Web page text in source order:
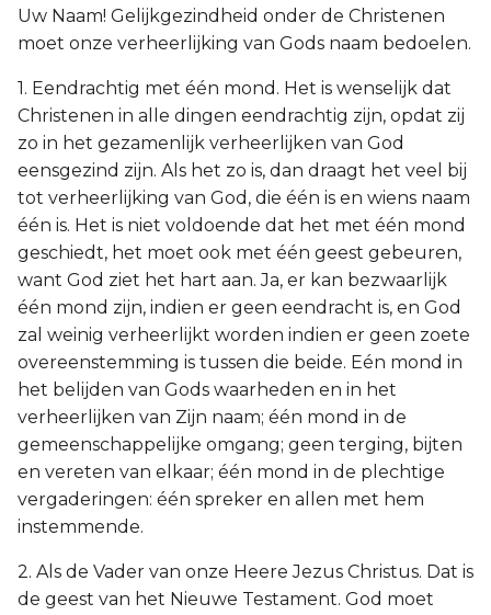
Uw Naam! Gelijkgezindheid onder de Christenen
moet onze verheerlijking van Gods naam bedoelen.
1. Eendrachtig met één mond. Het is wenselijk dat
Christenen in alle dingen eendrachtig zijn, opdat zij
zo in het gezamenlijk verheerlijken van God
eensgezind zijn. Als het zo is, dan draagt het veel bij
tot verheerlijking van God, die één is en wiens naam
één is. Het is niet voldoende dat het met één mond
geschiedt, het moet ook met één geest gebeuren,
want God ziet het hart aan. Ja, er kan bezwaarlijk
één mond zijn, indien er geen eendracht is, en God
zal weinig verheerlijkt worden indien er geen zoete
overeenstemming is tussen die beide. Eén mond in
het belijden van Gods waarheden en in het
verheerlijken van Zijn naam; één mond in de
gemeenschappelijke omgang; geen terging, bijten
en vereten van elkaar; één mond in de plechtige
vergaderingen: één spreker en allen met hem
instemmende.
2. Als de Vader van onze Heere Jezus Christus. Dat is
de geest van het Nieuwe Testament. God moet